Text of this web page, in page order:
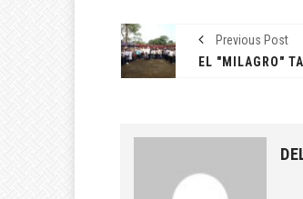
Previous Post